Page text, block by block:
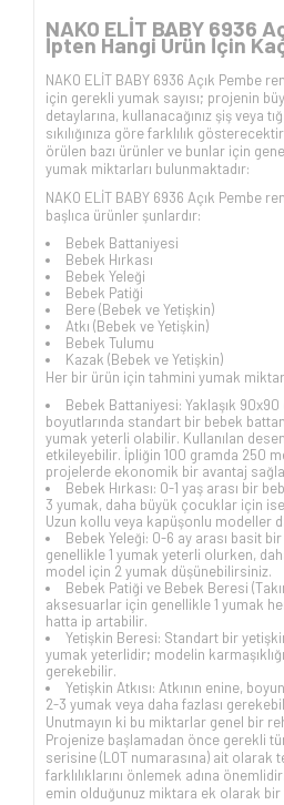
NAKO ELİT BABY 6936
İpten Hangi Ürün İçin
NAKO ELİT BABY 6936 Açık Pembe
için gerekli yumak sayısı; projenin
detaylarına, kullanacağınız şiş veya
sıkılığınıza göre farklılık
örülen bazı ürünler ve bunlar için
yumak miktarları bulunmaktadır:
NAKO ELİT BABY 6936 Açık Pembe
başlıca ürünler şunlardır:
Bebek Battaniyesi
Bebek Hırkası
Bebek Yeleği
Bebek Patiği
Bere (Bebek ve Yetişkin)
Atkı (Bebek ve Yetişkin)
Bebek Tulumu
Kazak (Bebek ve Yetişkin)
Her bir ürün için tahmini yumak
Bebek Battaniyesi: Yaklaşık
boyutlarında standart bir bebek
yumak yeterli olabilir. Kullanılan
etkileyebilir. İpliğin 100 gramda 250
projelerde ekonomik bir avantaj
Bebek Hırkası: 0-1 yaş arası bir
3 yumak, daha büyük çocuklar için
Uzun kollu veya kapüşonlu modeller
Bebek Yeleği: 0-6 ay arası basit
genellikle 1 yumak yeterli olurken,
model için 2 yumak düşünebilirsiniz.
Bebek Patiği ve Bebek Beresi
aksesuarlar için genellikle 1 yumak
hatta ip artabilir.
Yetişkin Beresi: Standart bir
yumak yeterlidir; modelin
gerekebilir.
Yetişkin Atkısı: Atkının enine,
2-3 yumak veya daha fazlası
Unutmayın ki bu miktarlar genel bir
Projenize başlamadan önce gerekli
serisine (LOT numarasına) ait olarak
farklılıklarını önlemek adına
emin olduğunuz miktara ek olarak